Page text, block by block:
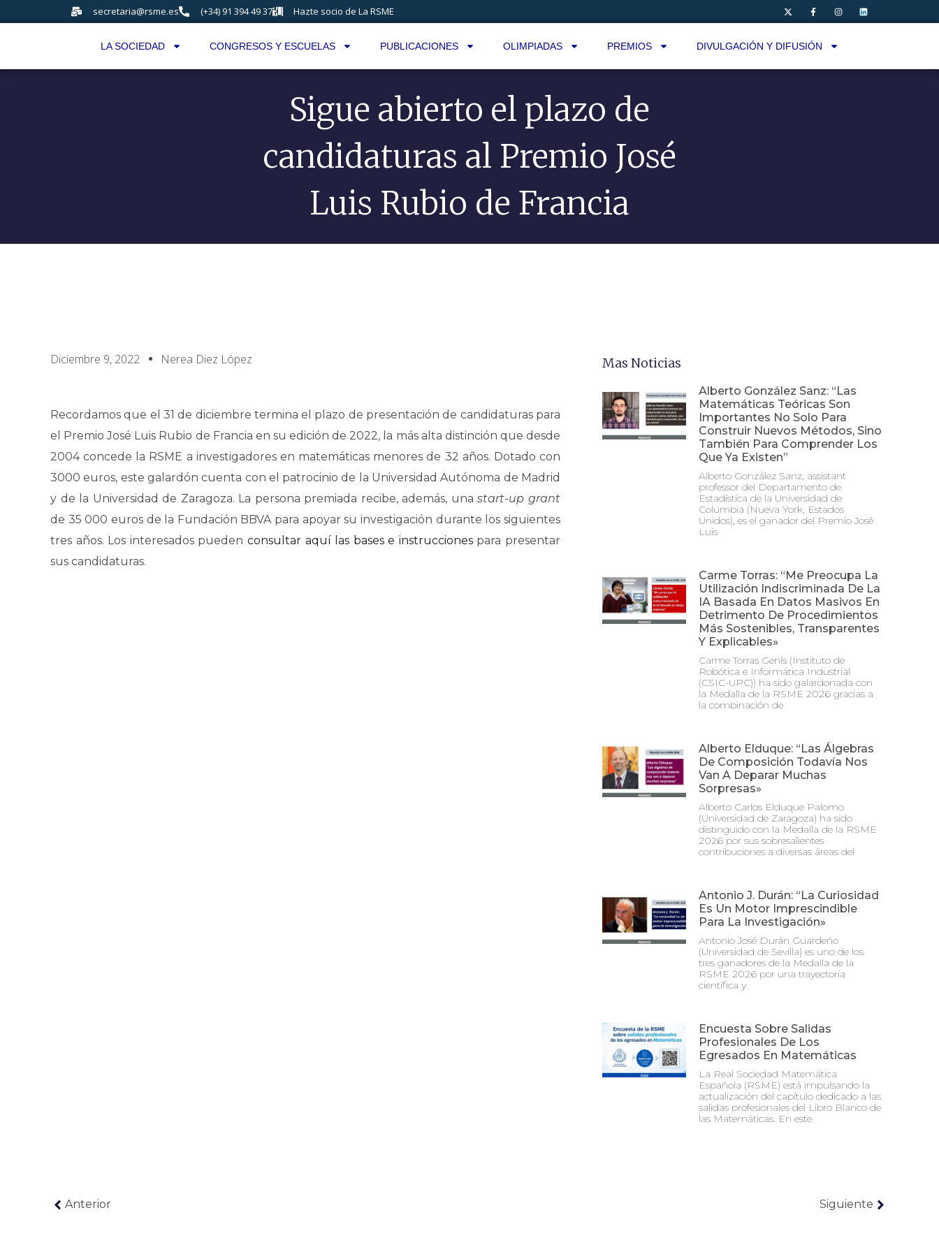
secretaria@rsme.es (+34) 91 394 49 37 Hazte socio de La RSME
LA SOCIEDAD CONGRESOS Y ESCUELAS PUBLICACIONES OLIMPIADAS PREMIOS DIVULGACIÓN Y DIFUSIÓN
Sigue abierto el plazo de
candidaturas al Premio José
Luis Rubio de Francia
Diciembre 9, 2022 Nerea Diez López
Recordamos que el 31 de diciembre termina el plazo de presentación de candidaturas para
el Premio José Luis Rubio de Francia en su edición de 2022, la más alta distinción que desde
2004 concede la RSME a investigadores en matemáticas menores de 32 años. Dotado con
3000 euros, este galardón cuenta con el patrocinio de la Universidad Autónoma de Madrid
y de la Universidad de Zaragoza. La persona premiada recibe, además, unastart-up grant
de 35 000 euros de la Fundación BBVA para apoyar su investigación durante los siguientes
tres años. Los interesados pueden consultar aquí las bases e instruccionespara presentar
sus candidaturas.
Mas Noticias
Alberto González Sanz: “Las
Matemáticas Teóricas Son
Importantes No Solo Para
Construir Nuevos Métodos, Sino
También Para Comprender Los
Que Ya Existen”
Alberto González Sanz, assistant
professor del Departamento de
Estadística de la Universidad de
Columbia (Nueva York, Estados
Unidos), es el ganador del Premio José
Luis
Carme Torras: “Me Preocupa La
Utilización Indiscriminada De La
IA Basada En Datos Masivos En
Detrimento De Procedimientos
Más Sostenibles, Transparentes
Y Explicables»
Carme Torras Genís (Instituto de
Robótica e Informática Industrial
(CSIC-UPC)) ha sido galardonada con
la Medalla de la RSME 2026 gracias a
la combinación de
Alberto Elduque: “Las Álgebras
De Composición Todavía Nos
Van A Deparar Muchas
Sorpresas»
Alberto Carlos Elduque Palomo
(Universidad de Zaragoza) ha sido
distinguido con la Medalla de la RSME
2026 por sus sobresalientes
contribuciones a diversas áreas del
Antonio J. Durán: “La Curiosidad
Es Un Motor Imprescindible
Para La Investigación»
Antonio José Durán Guardeño
(Universidad de Sevilla) es uno de los
tres ganadores de la Medalla de la
RSME 2026 por una trayectoria
científica y
Encuesta Sobre Salidas
Profesionales De Los
Egresados En Matemáticas
La Real Sociedad Matemática
Española (RSME) está impulsando la
actualización del capítulo dedicado a las
salidas profesionales del Libro Blanco de
las Matemáticas. En este
Anterior Siguiente